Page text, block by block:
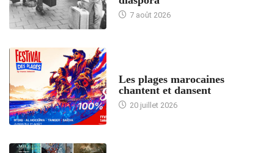
7 août 2026
Les plages marocaines
chantent et dansent
20 juillet 2026